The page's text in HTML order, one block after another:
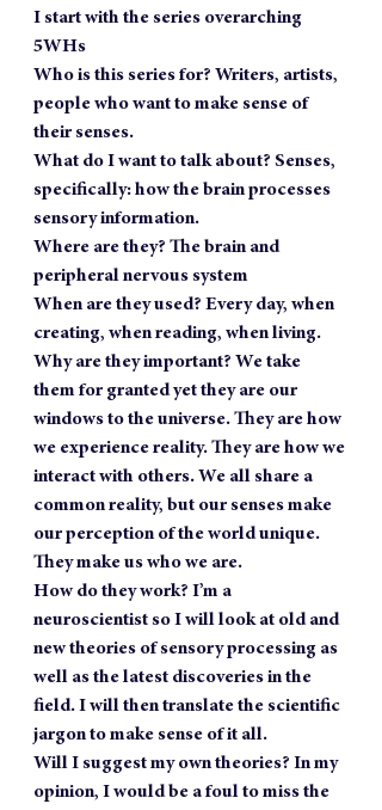
I start with the series overarching
5WHs
Who is this series for? Writers, artists,
people who want to make sense of
their senses.
What do I want to talk about? Senses,
specifically: how the brain processes
sensory information.
Where are they? The brain and
peripheral nervous system
When are they used? Every day, when
creating, when reading, when living.
Why are they important? We take
them for granted yet they are our
windows to the universe. They are how
we experience reality. They are how we
interact with others. We all share a
common reality, but our senses make
our perception of the world unique.
They make us who we are.
How do they work? I’m a
neuroscientist so I will look at old and
new theories of sensory processing as
well as the latest discoveries in the
field. I will then translate the scientific
jargon to make sense of it all.
Will I suggest my own theories? In my
opinion, I would be a foul to miss the